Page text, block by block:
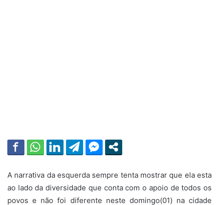
A narrativa da esquerda sempre tenta mostrar que ela esta
ao lado da diversidade que conta com o apoio de todos os
povos e não foi diferente neste domingo(01) na cidade